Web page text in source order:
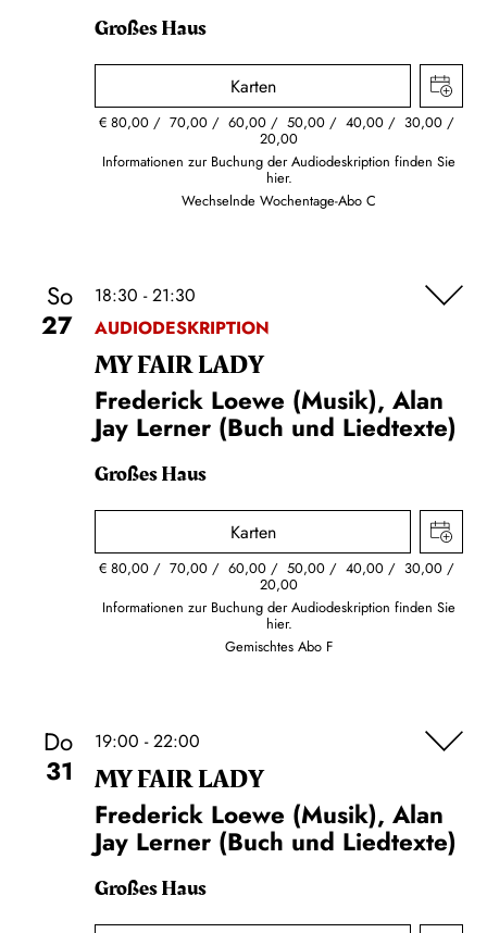
Großes Haus
Karten
€80,00 70,00 60,00 50,00 40,00 30,00
20,00
Informationen zur Buchung der Audiodeskription finden Sie
hier.
Wechselnde Wochentage-Abo C
So
27
18:30 - 21:30
AUDIODESKRIPTION
MY FAIR LADY
Frederick Loewe (Musik), Alan
Jay Lerner (Buch und Liedtexte)
Großes Haus
Karten
€80,00 70,00 60,00 50,00 40,00 30,00
20,00
Informationen zur Buchung der Audiodeskription finden Sie
hier.
Gemischtes Abo F
Do
31
19:00 - 22:00
MY FAIR LADY
Frederick Loewe (Musik), Alan
Jay Lerner (Buch und Liedtexte)
Großes Haus